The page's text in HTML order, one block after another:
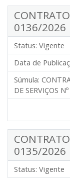
0136/2026
Status: Vigente
Data de
Súmula:
DE SERVIÇOS
0135/2026
Status: Vigente